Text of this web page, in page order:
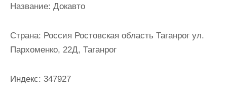
Название: Докавто
Страна: Россия Ростовская область Таганрог ул.
Пархоменко, 22Д, Таганрог
Индекс: 347927